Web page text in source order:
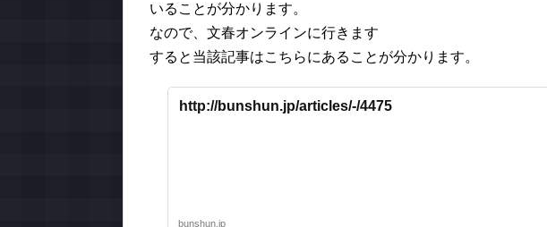
いることが分かります。
なので、文春オンラインに行きます
すると当該記事はこちらにあることが分かります。
http://bunshun.jp/articles/-/4475
bunshun.jp